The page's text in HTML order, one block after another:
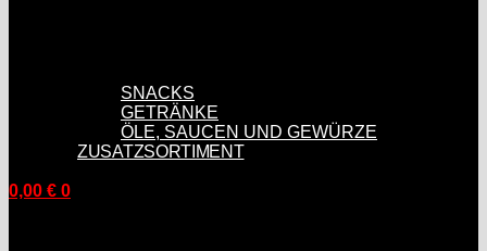
SNACKS
GETRÄNKE
ÖLE, SAUCEN UND GEWÜRZE
ZUSATZSORTIMENT
0,00 € 0